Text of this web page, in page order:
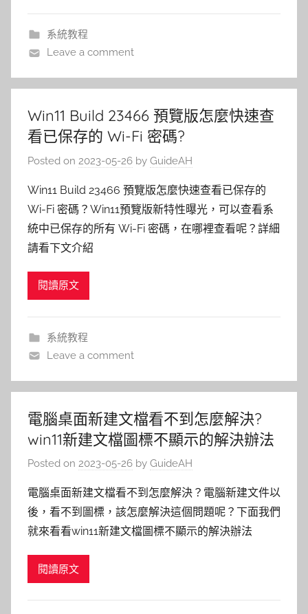
系統教程
Leave a comment
Win11 Build 23466 預覽版怎麼快速查
看已保存的 Wi-Fi 密碼?
Posted on 2023-05-26 by GuideAH
Win11 Build 23466 預覽版怎麼快速查看已保存的
Wi-Fi 密碼？Win11預覽版新特性曝光，可以查看系
統中已保存的所有 Wi-Fi 密碼，在哪裡查看呢？詳細
請看下文介紹
閱讀原文
系統教程
Leave a comment
電腦桌面新建文檔看不到怎麼解決?
win11新建文檔圖標不顯示的解決辦法
Posted on 2023-05-26 by GuideAH
電腦桌面新建文檔看不到怎麼解決？電腦新建文件以
後，看不到圖標，該怎麼解決這個問題呢？下面我們
就來看看win11新建文檔圖標不顯示的解決辦法
閱讀原文